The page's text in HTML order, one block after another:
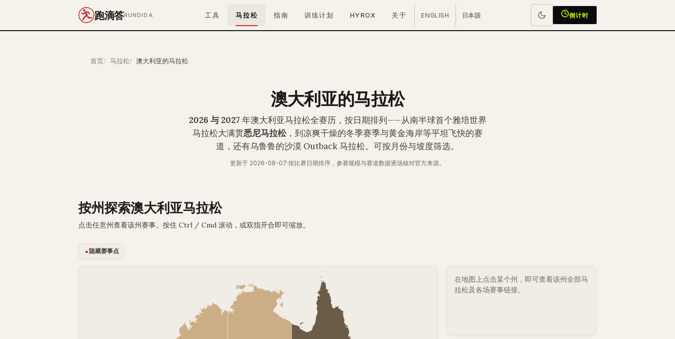
跑滴答RUNDIDA 工具 马拉松 指南 训练计划 HYROX 关于 ENGLISH 日本語 倒计时
首页 马拉松 澳大利亚的马拉松
澳大利亚的马拉松
2026 与 2027 年澳大利亚马拉松全赛历，按日期排列——从南半球首个雅培世界
马拉松大满贯悉尼马拉松，到凉爽干燥的冬季赛季与黄金海岸等平坦飞快的赛
道，还有乌鲁鲁的沙漠 Outback 马拉松。可按月份与坡度筛选。
更新于 2026-08-07·按比赛日期排序，参赛规模与赛道数据逐场核对官方来源。
按州探索澳大利亚马拉松
点击任意州查看该州赛事。按住 Ctrl / Cmd 滚动，或双指开合即可缩放。
隐藏赛事点
在地图上点击某个州，即可查看该州全部马
拉松及各场赛事链接。